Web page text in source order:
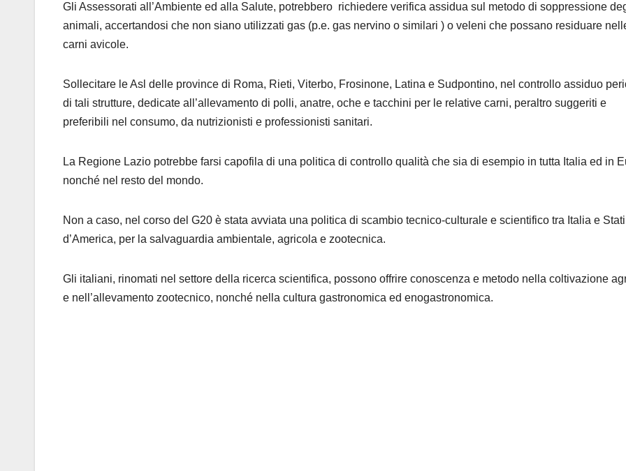
Gli Assessorati all’Ambiente ed alla Salute, potrebbero richiedere verifica assidua sul metodo di soppressione
animali, accertandosi che non siano utilizzati gas (p.e. gas nervino o similari ) o veleni che possano residuare
carni avicole.
Sollecitare le Asl delle province di Roma, Rieti, Viterbo, Frosinone, Latina e Sudpontino, nel controllo assiduo
di tali strutture, dedicate all’allevamento di polli, anatre, oche e tacchini per le relative carni, peraltro suggeriti e
preferibili nel consumo, da nutrizionisti e professionisti sanitari.
La Regione Lazio potrebbe farsi capofila di una politica di controllo qualità che sia di esempio in tutta Italia ed in
nonché nel resto del mondo.
Non a caso, nel corso del G20 è stata avviata una politica di scambio tecnico-culturale e scientifico tra Italia e
d’America, per la salvaguardia ambientale, agricola e zootecnica.
Gli italiani, rinomati nel settore della ricerca scientifica, possono offrire conoscenza e metodo nella coltivazione
e nell’allevamento zootecnico, nonché nella cultura gastronomica ed enogastronomica.